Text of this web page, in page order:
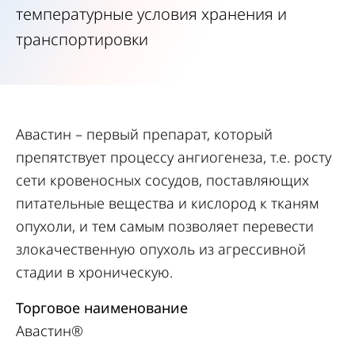
температурные условия хранения и
транспортировки
Авастин – первый препарат, который
препятствует процессу ангиогенеза, т.е. росту
сети кровеносных сосудов, поставляющих
питательные вещества и кислород к тканям
опухоли, и тем самым позволяет перевести
злокачественную опухоль из агрессивной
стадии в хроническую.
Торговое наименование
Авастин®